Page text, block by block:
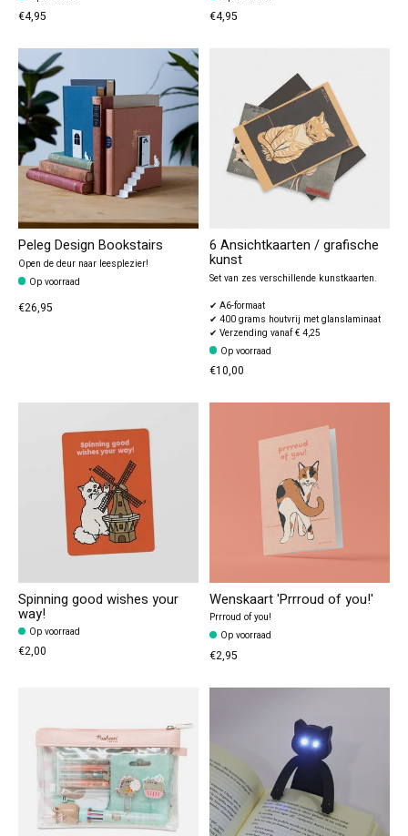
€4,95 €4,95
Peleg Design Bookstairs
Open de deur naar leesplezier!
Op voorraad
€26,95
6 Ansichtkaarten / grafische
kunst
Set van zes verschillende kunstkaarten.
✔ A6-formaat
✔ 400 grams houtvrij met glanslaminaat
✔ Verzending vanaf € 4,25
Op voorraad
€10,00
Spinning good wishes your
way!
Op voorraad
€2,00
Wenskaart 'Prrroud of you!'
Prrroud of you!
Op voorraad
€2,95